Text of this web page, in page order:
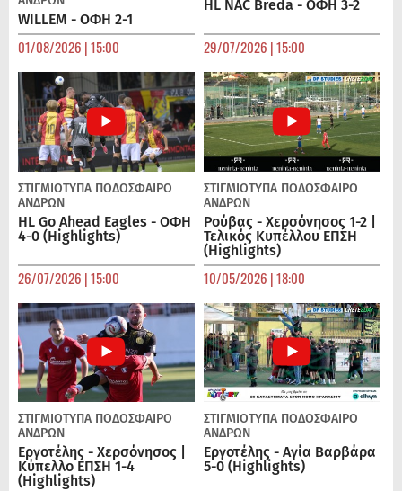
WILLEM - ΟΦΗ 2-1
01/08/2026 | 15:00
HL NAC Breda - ΟΦΗ 3-2
29/07/2026 | 15:00
ΣΤΙΓΜΙΟΤΥΠΑ ΠΟΔΌΣΦΑΙΡΟ
ΑΝΔΡΏΝ
HL Go Ahead Eagles - ΟΦΗ
4-0 (Highlights)
26/07/2026 | 15:00
ΣΤΙΓΜΙΟΤΥΠΑ ΠΟΔΌΣΦΑΙΡΟ
ΑΝΔΡΏΝ
Ρούβας - Χερσόνησος 1-2 |
Τελικός Κυπέλλου ΕΠΣΗ
(Highlights)
10/05/2026 | 18:00
ΣΤΙΓΜΙΟΤΥΠΑ ΠΟΔΌΣΦΑΙΡΟ
ΑΝΔΡΏΝ
Εργοτέλης - Χερσόνησος |
Κύπελλο ΕΠΣΗ 1-4
(Highlights)
ΣΤΙΓΜΙΟΤΥΠΑ ΠΟΔΌΣΦΑΙΡΟ
ΑΝΔΡΏΝ
Εργοτέλης - Αγία Βαρβάρα
5-0 (Highlights)